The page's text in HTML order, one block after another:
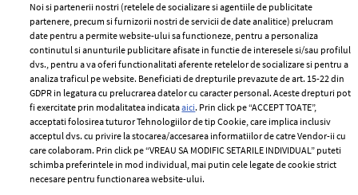
ELLE Style Awards
2024
Despre ELLE
Romania
Contact
Abonamente
Termeni si conditii
Politica de
confidențialitate
Politica de cookies
Publicitate
Noi si partenerii nostri (retelele de socializare si agentiile de publicitate
partenere, precum si furnizorii nostri de servicii de date analitice) prelucram
date pentru a permite website-ului sa functioneze, pentru a personaliza
continutul si anunturile publicitare afisate in functie de interesele si/sau profilul
dvs., pentru a va oferi functionalitati aferente retelelor de socializare si pentru a
analiza traficul pe website. Beneficiati de drepturile prevazute de art. 15-22 din
GDPR in legatura cu prelucrarea datelor cu caracter personal. Aceste drepturi pot
fi exercitate prin modalitatea indicataaici. Prin click pe “ACCEPT TOATE”,
acceptati folosirea tuturor Tehnologiilor de tip Cookie, care implica inclusiv
acceptul dvs. cu privire la stocarea/accesarea informatiilor de catre Vendor-ii cu
care colaboram. Prin click pe “VREAU SA MODIFIC SETARILE INDIVIDUAL” puteti
schimba preferintele in mod individual, mai putin cele legate de cookie strict
necesare pentru functionarea website-ului.